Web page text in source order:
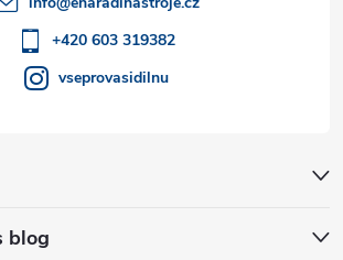
blog
+420 603 319382
vseprovasidilnu